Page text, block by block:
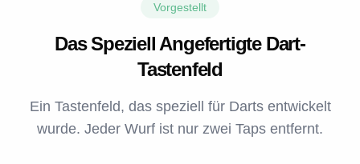
Vorgestellt
Das Speziell Angefertigte Dart-
Tastenfeld
Ein Tastenfeld, das speziell für Darts entwickelt
wurde. Jeder Wurf ist nur zwei Taps entfernt.